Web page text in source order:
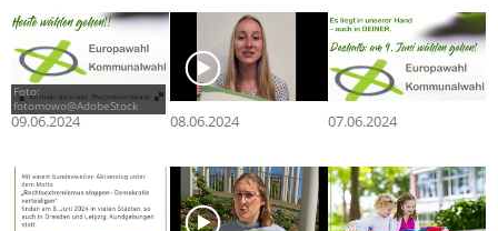
Foto:
fotomowo@AdobeStock
09.06.2024 08.06.2024 07.06.2024